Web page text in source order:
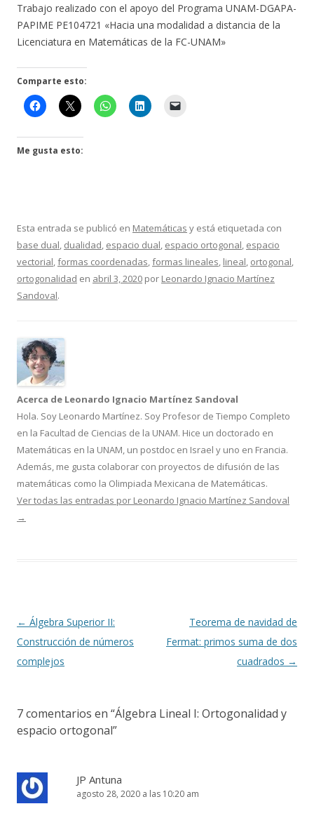
Trabajo realizado con el apoyo del Programa UNAM-DGAPA-
PAPIME PE104721 «Hacia una modalidad a distancia de la
Licenciatura en Matemáticas de la FC-UNAM»
Comparte esto:
Me gusta esto:
Esta entrada se publicó en Matemáticas y está etiquetada con
base dual, dualidad, espacio dual, espacio ortogonal, espacio
vectorial,formas coordenadas,formas lineales, lineal, ortogonal,
ortogonalidad en abril 3, 2020 por Leonardo Ignacio Martínez
Sandoval.
Acerca de Leonardo Ignacio Martínez Sandoval
Hola. Soy Leonardo Martínez. Soy Profesor de Tiempo Completo
en la Facultad de Ciencias de la UNAM. Hice un doctorado en
Matemáticas en la UNAM, un postdoc en Israel y uno en Francia.
Además, me gusta colaborar con proyectos de difusión de las
matemáticas como la Olimpiada Mexicana de Matemáticas.
Ver todas las entradas por Leonardo Ignacio Martínez Sandoval
→
Navegación
de
entradas
← Álgebra Superior II:
Construcción de números
complejos
Teorema de navidad de
Fermat: primos suma de dos
cuadrados →
7 comentarios en “Álgebra Lineal I: Ortogonalidad y
espacio ortogonal”
JP Antuna
agosto 28, 2020 a las 10:20 am